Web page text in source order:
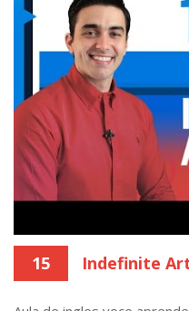
15 Indefinite